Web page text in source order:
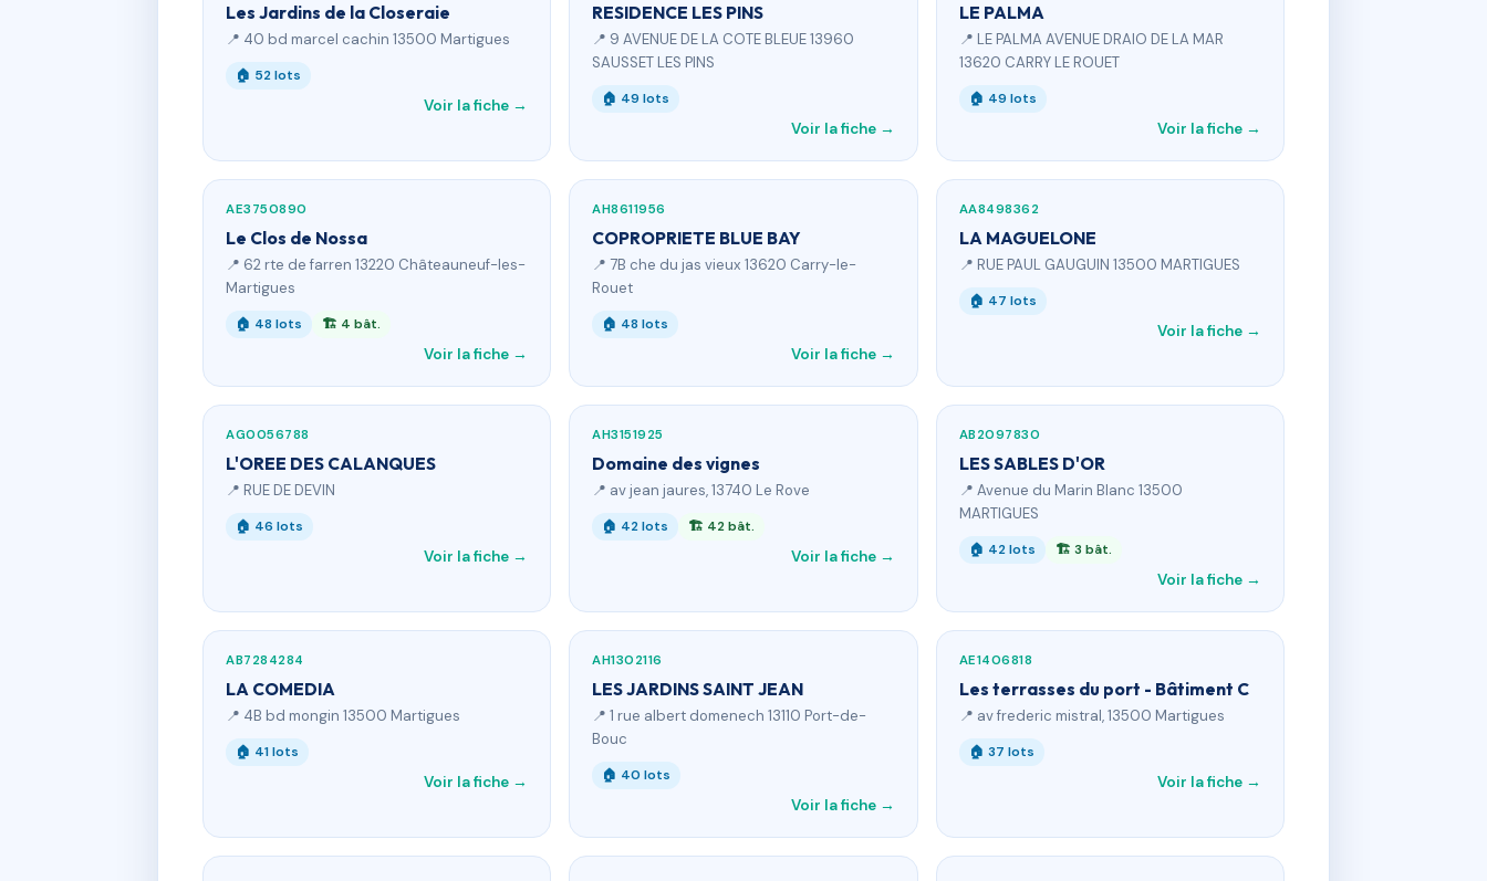
Les Jardins de la Closeraie
📍 40 bd marcel cachin 13500 Martigues
🏠 52 lots
Voir la fiche →
RESIDENCE LES PINS
📍 9 AVENUE DE LA COTE BLEUE 13960
SAUSSET LES PINS
🏠 49 lots
Voir la fiche →
LE PALMA
📍 LE PALMA AVENUE DRAIO DE LA MAR
13620 CARRY LE ROUET
🏠 49 lots
Voir la fiche →
AE3750890
Le Clos de Nossa
📍 62 rte de farren 13220 Châteauneuf-les-
Martigues
🏠 48 lots 🏗 4 bât.
Voir la fiche →
AH8611956
COPROPRIETE BLUE BAY
📍 7B che du jas vieux 13620 Carry-le-
Rouet
🏠 48 lots
Voir la fiche →
AA8498362
LA MAGUELONE
📍 RUE PAUL GAUGUIN 13500 MARTIGUES
🏠 47 lots
Voir la fiche →
AG0056788
L'OREE DES CALANQUES
📍 RUE DE DEVIN
🏠 46 lots
Voir la fiche →
AH3151925
Domaine des vignes
📍 av jean jaures, 13740 Le Rove
🏠 42 lots 🏗 42 bât.
Voir la fiche →
AB2097830
LES SABLES D'OR
📍 Avenue du Marin Blanc 13500
MARTIGUES
🏠 42 lots 🏗 3 bât.
Voir la fiche →
AB7284284
LA COMEDIA
📍 4B bd mongin 13500 Martigues
🏠 41 lots
Voir la fiche →
AH1302116
LES JARDINS SAINT JEAN
📍 1 rue albert domenech 13110 Port-de-
Bouc
🏠 40 lots
Voir la fiche →
AE1406818
Les terrasses du port - Bâtiment C
📍 av frederic mistral, 13500 Martigues
🏠 37 lots
Voir la fiche →